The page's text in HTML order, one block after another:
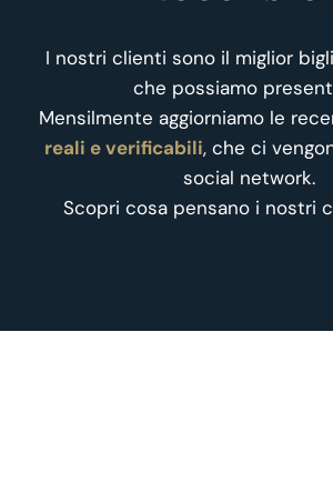
I nostri clienti sono il miglior
che possiamo
Mensilmente aggiorniamo le
reali e verificabili, che ci
social network.
Scopri cosa pensano i nostri